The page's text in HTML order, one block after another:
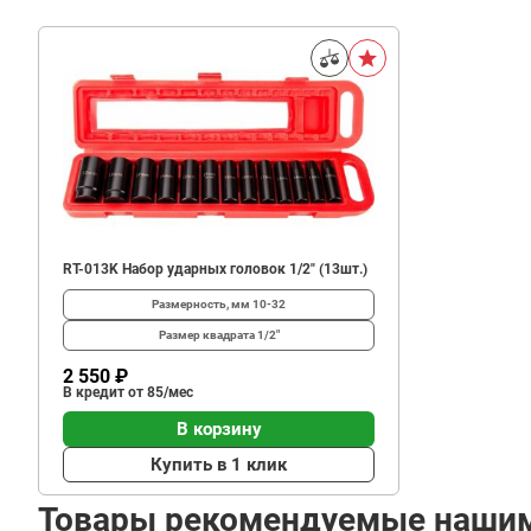
RT-013K Набор ударных головок 1/2" (13шт.)
Размерность, мм 10-32
Размер квадрата1/2"
2 550 ₽
В кредит от 85/мес
В корзину
Купить в 1 клик
Товары рекомендуемые